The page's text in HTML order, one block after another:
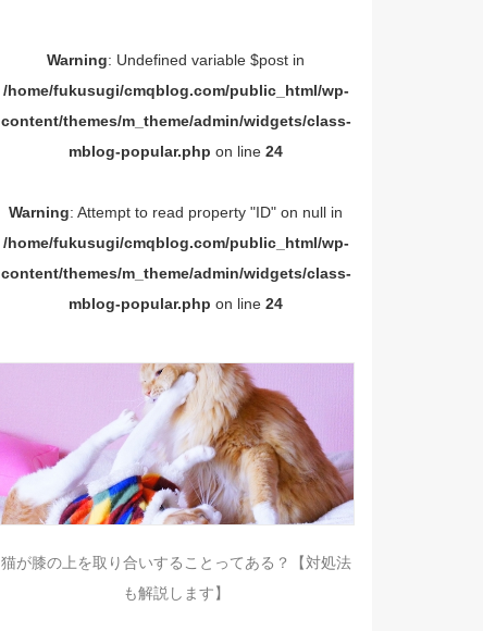
Warning: Undefined variable $post in
/home/fukusugi/cmqblog.com/public_html/wp-
content/themes/m_theme/admin/widgets/class-
mblog-popular.php on line24
Warning: Attempt to read property "ID" on null in
/home/fukusugi/cmqblog.com/public_html/wp-
content/themes/m_theme/admin/widgets/class-
mblog-popular.php on line24
猫が膝の上を取り合いすることってある？【対処法
も解説します】